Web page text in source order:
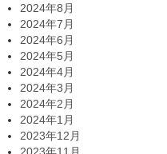
2024年8月
2024年7月
2024年6月
2024年5月
2024年4月
2024年3月
2024年2月
2024年1月
2023年12月